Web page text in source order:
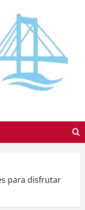
para disfrutar